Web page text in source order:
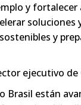
y fortalecer
soluciones
y
ejecutivo de
Brasil están